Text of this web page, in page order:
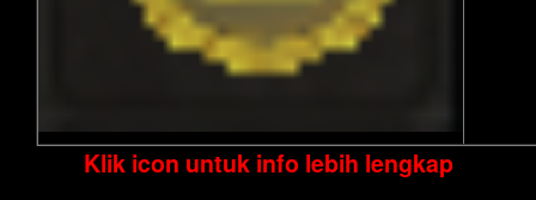
Klik icon untuk info lebih lengkap